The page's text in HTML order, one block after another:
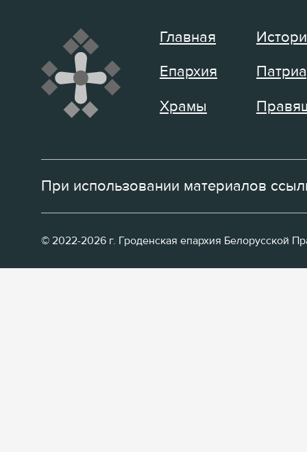
Главная
Епархия
Храмы
При использовании материалов
© 2022-2026 г. Гроденская епархия Белорусской